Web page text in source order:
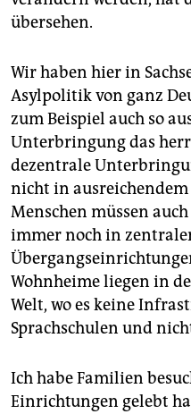
übersehen.
Wir haben hier in
Asylpolitik von ganz
zum Beispiel auch so
Unterbringung das
dezentrale
nicht in
Menschen müssen
immer noch in
Wohnheime liegen in
Welt, wo es keine
Sprachschulen und
Ich habe Familien
Einrichtungen gelebt